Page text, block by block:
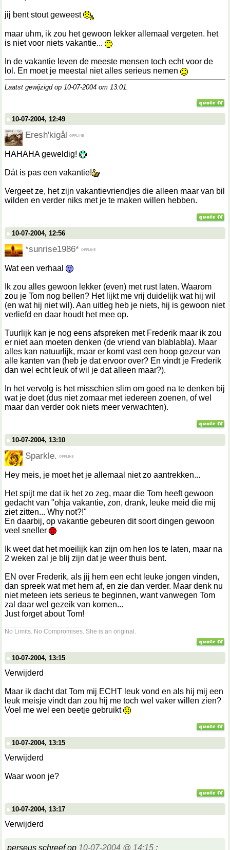
jij bent stout geweest
maar uhm, ik zou het gewoon lekker allemaal vergeten. het
is niet voor niets vakantie...
In de vakantie leven de meeste mensen toch echt voor de
lol. En moet je meestal niet alles serieus nemen
Laatst gewijzigd op 10-07-2004 om 13:01
10-07-2004, 12:49
Eresh'kigål
HAHAHA geweldig!
Dát is pas een vakantie!
Vergeet ze, het zijn vakantievriendjes die alleen maar van bil
wilden en verder niks met je te maken willen hebben.
10-07-2004, 12:56
*sunrise1986*
Wat een verhaal
Ik zou alles gewoon lekker (even) met rust laten. Waarom
zou je Tom nog bellen? Het lijkt me vrij duidelijk wat hij wil
(en wat hij niet wil). Aan uitleg heb je niets, hij is gewoon niet
verliefd en daar houdt het mee op.
Tuurlijk kan je nog eens afspreken met Frederik maar ik zou
er niet aan moeten denken (de vriend van blablabla). Maar
alles kan natuurlijk, maar er komt vast een hoop gezeur van
alle kanten van (heb je dat ervoor over? En vindt je Frederik
dan wel echt leuk of wil je dat alleen maar?).
In het vervolg is het misschien slim om goed na te denken bij
wat je doet (dus niet zomaar met iedereen zoenen, of wel
maar dan verder ook niets meer verwachten).
10-07-2004, 13:10
Sparkle.
Hey meis, je moet het je allemaal niet zo aantrekken...
Het spijt me dat ik het zo zeg, maar die Tom heeft gewoon
gedacht van "ohja vakantie, zon, drank, leuke meid die mij
ziet zitten... Why not?!"
En daarbij, op vakantie gebeuren dit soort dingen gewoon
veel sneller
Ik weet dat het moeilijk kan zijn om hen los te laten, maar na
2 weken zal je blij zijn dat je weer thuis bent.
EN over Frederik, als jij hem een echt leuke jongen vinden,
dan spreek wat met hem af, en zie dan verder. Maar denk nu
niet meteen iets serieus te beginnen, want vanwegen Tom
zal daar wel gezeik van komen...
Just forget about Tom!
No Limits. No Compromises. She is an original.
10-07-2004, 13:15
Verwijderd
Maar ik dacht dat Tom mij ECHT leuk vond en als hij mij een
leuk meisje vindt dan zou hij me toch wel vaker willen zien?
Voel me wel een beetje gebruikt
10-07-2004, 13:15
Verwijderd
Waar woon je?
10-07-2004, 13:17
Verwijderd
perseus schreef op 10-07-2004 @ 14:15 :